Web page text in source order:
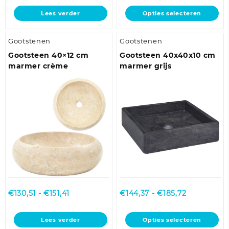
Lees verder
tot
€137,40
Opties selecteren
Dit
product
meerdere
variaties.
Deze
worden
op
de
productpagina
Gootstenen
Gootsteen 40×12 cm
marmer crème
€130,51 - €151,41
tot
€151,41
Lees verder
Gootstenen
Gootsteen 40x40x10 cm
marmer grijs
€144,37 - €185,72Prijsklasse:
tot
€185,72
Opties selecteren
Dit